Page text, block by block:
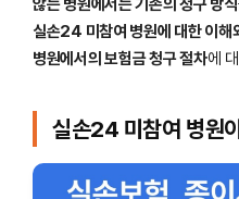
않는 병원에서는 기존의 청구 방식
실손24 미참여 병원에 대한 이해
병원에서의 보험금 청구 절차에
실손24 미참여 병원